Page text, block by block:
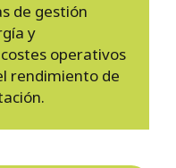
de gestión
y
operativos
rendimiento de